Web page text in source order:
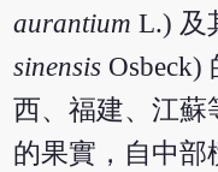
aurantium L.) 及
sinensis Osbeck)
西、福建、江蘇
的果實，自中部